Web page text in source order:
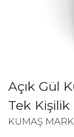
Açık Gül
Tek Kişilik
KUMAŞ